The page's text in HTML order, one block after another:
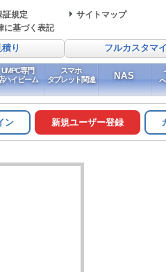
証規定
サイトマップ
に基づく表記
り フルカスタマ
UMPC専門
ハイビーム
スマホ
タブレット関連
NAS
ン 新規ユーザー登録